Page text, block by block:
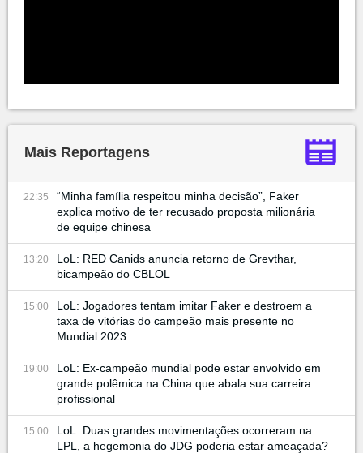
Mais Reportagens
22:35
“Minha família respeitou minha decisão”, Faker
explica motivo de ter recusado proposta milionária
de equipe chinesa
13:20
LoL: RED Canids anuncia retorno de Grevthar,
bicampeão do CBLOL
15:00
LoL: Jogadores tentam imitar Faker e destroem a
taxa de vitórias do campeão mais presente no
Mundial 2023
19:00
LoL: Ex-campeão mundial pode estar envolvido em
grande polêmica na China que abala sua carreira
profissional
15:00
LoL: Duas grandes movimentações ocorreram na
LPL, a hegemonia do JDG poderia estar ameaçada?